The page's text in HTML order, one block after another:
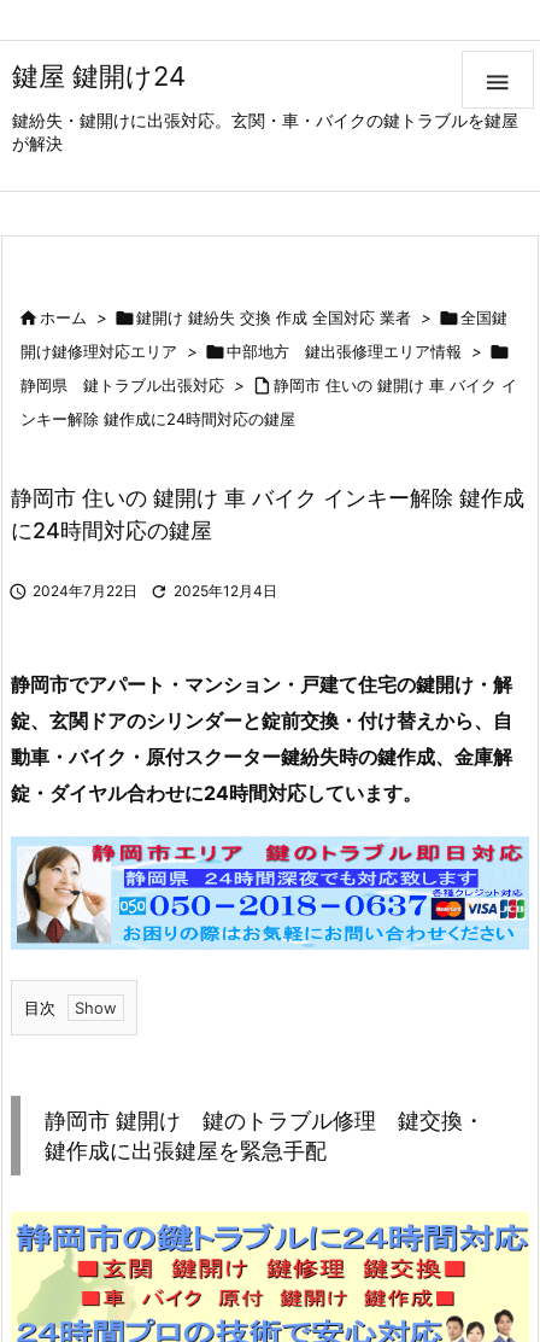
鍵屋 鍵開け24
鍵紛失・鍵開けに出張対応。玄関・車・バイクの鍵トラブルを鍵屋
が解決

ホーム > 鍵開け 鍵紛失 交換 作成 全国対応 業者 > 全国鍵
開け鍵修理対応エリア
> 中部地方 鍵出張修理エリア情報 > 
静岡県 鍵トラブル出張対応 >  静岡市 住いの 鍵開け 車 バイク イ
ンキー解除 鍵作成に24時間対応の鍵屋
静岡市 住いの 鍵開け 車 バイク インキー解除 鍵作成
に24時間対応の鍵屋
 2024年7月22日  2025年12月4日
静岡市でアパート・マンション・戸建て住宅の鍵開け・解
錠、玄関ドアのシリンダーと錠前交換・付け替えから、自
動車・バイク・原付スクーター鍵紛失時の鍵作成、金庫解
錠・ダイヤル合わせに24時間対応しています。
目次
1.
市
鍵
け
鍵
の
ト
静岡市 鍵開け 鍵のトラブル修理 鍵交換・
鍵作成に出張鍵屋を緊急手配